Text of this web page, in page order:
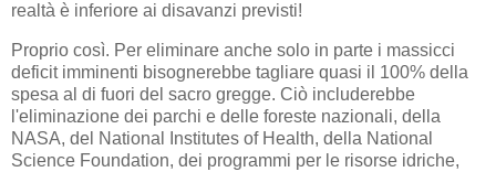
realtà è inferiore ai disavanzi previsti!
Proprio così. Per eliminare anche solo in parte i massicci
deficit imminenti bisognerebbe tagliare quasi il 100% della
spesa al di fuori del sacro gregge. Ciò includerebbe
l'eliminazione dei parchi e delle foreste nazionali, della
NASA, del National Institutes of Health, della National
Science Foundation, dei programmi per le risorse idriche,